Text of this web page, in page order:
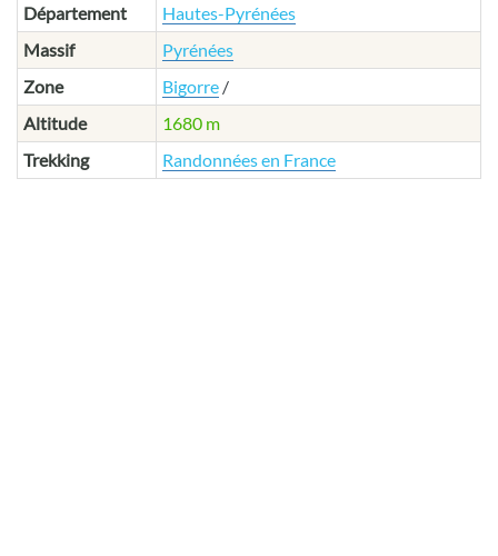
Département
Hautes-Pyrénées
Massif
Pyrénées
Zone
Bigorre /
Altitude
1680 m
Trekking
Randonnées en France